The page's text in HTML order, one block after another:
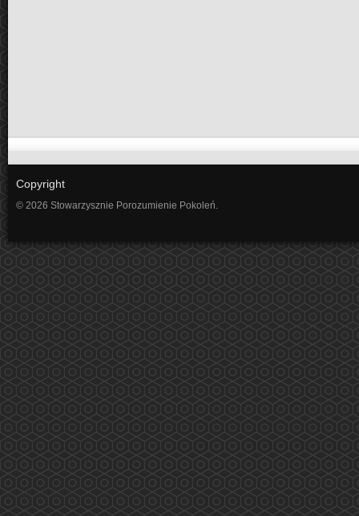
Copyright
© 2026 Stowarzysznie Porozumienie Pokoleń.